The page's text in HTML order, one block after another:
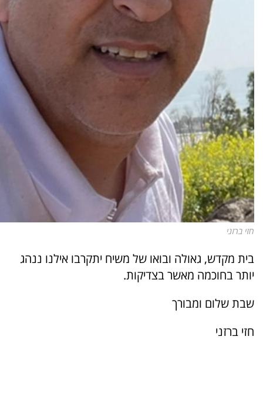
חזי ברזני
בית מקדש, גאולה ובואו של משיח יתקרבו אילנו ננהג
יותר בחוכמה מאשר בצדיקות.
שבת שלום ומבורך
חזי ברזני